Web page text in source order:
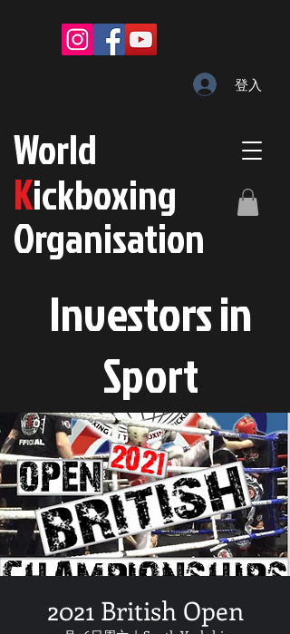
World
Kickboxing
Organisation
Investors in
Sport
登入
2021 British Open